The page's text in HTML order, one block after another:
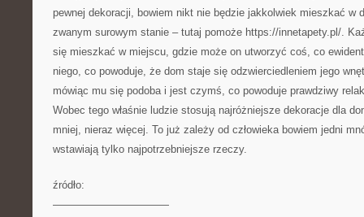
pewnej dekoracji, bowiem nikt nie będzie jakkolwiek mieszkać w
zwanym surowym stanie – tutaj pomoże https://innetapety.pl/.
się mieszkać w miejscu, gdzie może on utworzyć coś, co
niego, co powoduje, że dom staje się odzwierciedleniem jego
mówiąc mu się podoba i jest czymś, co powoduje prawdziwy
Wobec tego właśnie ludzie stosują najróżniejsze dekoracje dla
mniej, nieraz więcej. To już zależy od człowieka bowiem jedni
wstawiają tylko najpotrzebniejsze rzeczy.
źródło:
———————————